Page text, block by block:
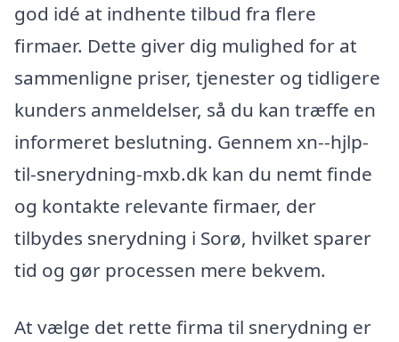
god idé at indhente tilbud fra flere
firmaer. Dette giver dig mulighed for at
sammenligne priser, tjenester og tidligere
kunders anmeldelser, så du kan træffe en
informeret beslutning. Gennem xn--hjlp-
til-snerydning-mxb.dk kan du nemt finde
og kontakte relevante firmaer, der
tilbydes snerydning i Sorø, hvilket sparer
tid og gør processen mere bekvem.
At vælge det rette firma til snerydning er